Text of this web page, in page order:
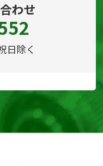
わせ
日除く